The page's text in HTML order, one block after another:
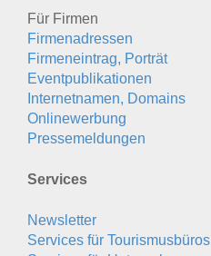
Für Firmen
Firmenadressen
Firmeneintrag, Porträt
Eventpublikationen
Internetnamen, Domains
Onlinewerbung
Pressemeldungen
Services
Newsletter
Services für Tourismusbüros